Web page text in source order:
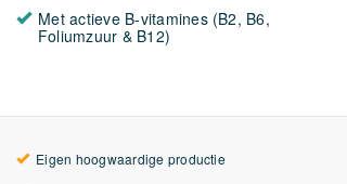
Met actieve B-vitamines (B2, B6,
Foliumzuur & B12)
Eigen hoogwaardige productie